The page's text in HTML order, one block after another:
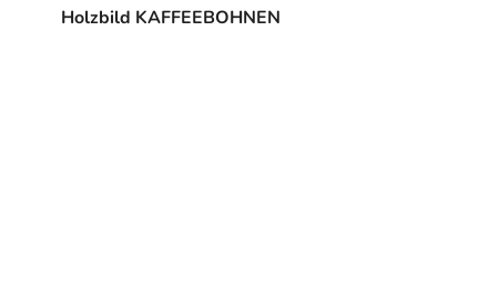
Holzbild KAFFEEBOHNEN